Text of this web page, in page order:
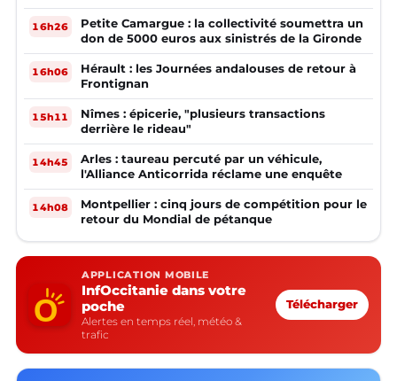
16h26
Petite Camargue : la collectivité soumettra un
don de 5000 euros aux sinistrés de la Gironde
16h06
Hérault : les Journées andalouses de retour à
Frontignan
15h11
Nîmes : épicerie, "plusieurs transactions
derrière le rideau"
14h45
Arles : taureau percuté par un véhicule,
l'Alliance Anticorrida réclame une enquête
14h08
Montpellier : cinq jours de compétition pour le
retour du Mondial de pétanque
APPLICATION MOBILE
InfOccitanie dans votre
poche
Alertes en temps réel, météo &
trafic
Télécharger